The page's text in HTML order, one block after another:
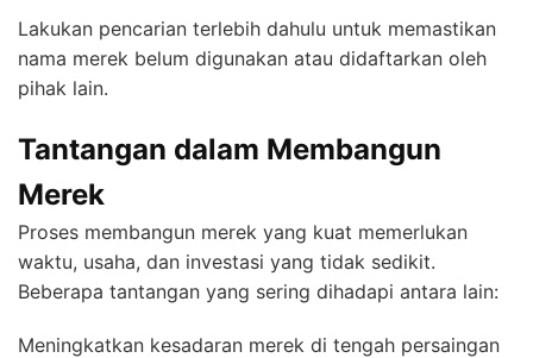
Lakukan pencarian terlebih dahulu untuk memastikan
nama merek belum digunakan atau didaftarkan oleh
pihak lain.
Tantangan dalam Membangun
Merek
Proses membangun merek yang kuat memerlukan
waktu, usaha, dan investasi yang tidak sedikit.
Beberapa tantangan yang sering dihadapi antara lain:
Meningkatkan kesadaran merek di tengah persaingan